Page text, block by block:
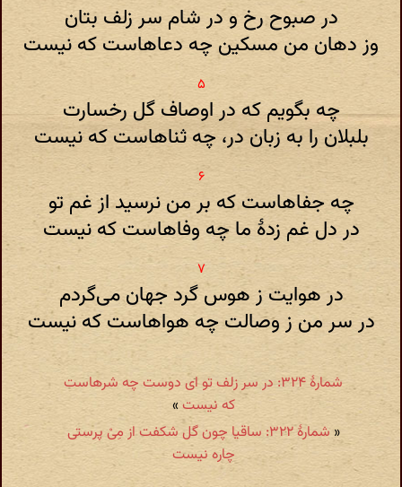
در صبوح رخ و در شام سر زلف بتان
وز دهان من مسکین چه دعاهاست که نیست
چه بگویم که در اوصاف گل رخسارت
بلبلان را به زبان در، چه ثناهاست که نیست
چه جفاهاست که بر من نرسید از غم تو
در دل غم زدهٔ ما چه وفاهاست که نیست
در هوایت ز هوس گرد جهان می‌گردم
در سر من ز وصالت چه هواهاست که نیست
شمارهٔ ۳۲۴: در سر زلف تو ای دوست چه شرهاست
که نیست»
«
شمارهٔ ۳۲۲: ساقیا چون گل شکفت از مِیْ پرستی
چاره نیست